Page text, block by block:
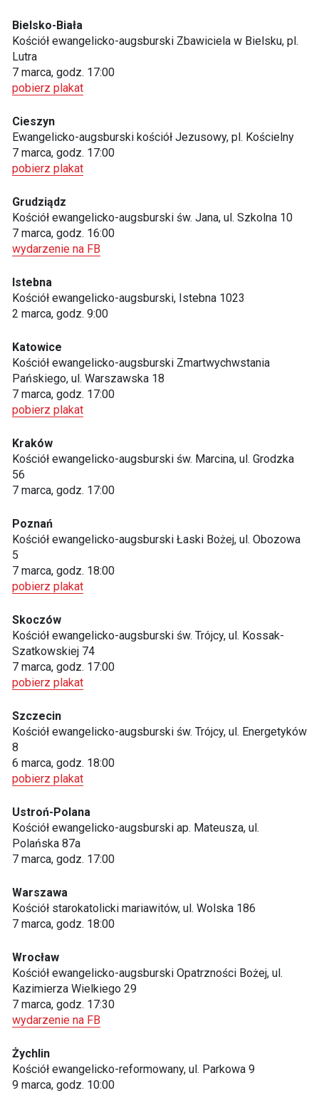
Bielsko-Biała
Kościół ewangelicko-augsburski Zbawiciela w Bielsku, pl.
Lutra
7 marca, godz. 17:00
pobierz plakat
Cieszyn
Ewangelicko-augsburski kościół Jezusowy, pl. Kościelny
7 marca, godz. 17:00
pobierz plakat
Grudziądz
Kościół ewangelicko-augsburski św. Jana, ul. Szkolna 10
7 marca, godz. 16:00
wydarzenie na FB
Istebna
Kościół ewangelicko-augsburski, Istebna 1023
2 marca, godz. 9:00
Katowice
Kościół ewangelicko-augsburski Zmartwychwstania
Pańskiego, ul. Warszawska 18
7 marca, godz. 17:00
pobierz plakat
Kraków
Kościół ewangelicko-augsburski św. Marcina, ul. Grodzka
56
7 marca, godz. 17:00
Poznań
Kościół ewangelicko-augsburski Łaski Bożej, ul. Obozowa
5
7 marca, godz. 18:00
pobierz plakat
Skoczów
Kościół ewangelicko-augsburski św. Trójcy, ul. Kossak-
Szatkowskiej 74
7 marca, godz. 17:00
pobierz plakat
Szczecin
Kościół ewangelicko-augsburski św. Trójcy, ul. Energetyków
8
6 marca, godz. 18:00
pobierz plakat
Ustroń-Polana
Kościół ewangelicko-augsburski ap. Mateusza, ul.
Polańska 87a
7 marca, godz. 17:00
Warszawa
Kościół starokatolicki mariawitów, ul. Wolska 186
7 marca, godz. 18:00
Wrocław
Kościół ewangelicko-augsburski Opatrzności Bożej, ul.
Kazimierza Wielkiego 29
7 marca, godz. 17:30
wydarzenie na FB
Żychlin
Kościół ewangelicko-reformowany, ul. Parkowa 9
9 marca, godz. 10:00